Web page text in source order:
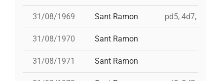
31/08/1969 Sant Ramon pd5, 4d7, i td7,
31/08/1970 Sant Ramon
31/08/1971 Sant Ramon